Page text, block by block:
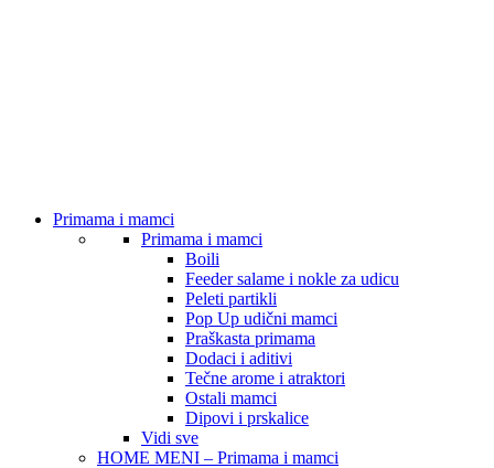
Primama i mamci
Primama i mamci
Boili
Feeder salame i nokle za udicu
Peleti partikli
Pop Up udični mamci
Praškasta primama
Dodaci i aditivi
Tečne arome i atraktori
Ostali mamci
Dipovi i prskalice
Vidi sve
HOME MENI – Primama i mamci